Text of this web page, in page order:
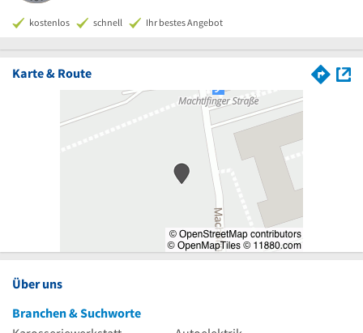
kostenlos schnell Ihr bestes Angebot
Karte & Route
Über uns
Branchen & Suchworte